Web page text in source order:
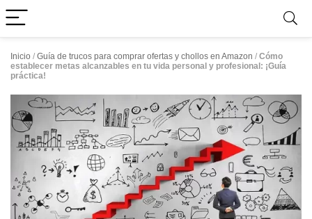
Inicio / Guía de trucos para comprar ofertas y chollos en Amazon / Cómo
establecer metas alcanzables en tu vida personal y profesional: ¡Guía
práctica!